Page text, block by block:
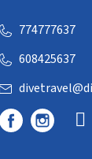
divetravel@
608425637
774777637